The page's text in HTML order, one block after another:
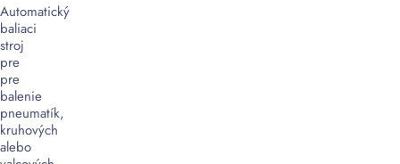
Automatický
baliaci
stroj
pre
pre
balenie
pneumatík,
kruhových
alebo